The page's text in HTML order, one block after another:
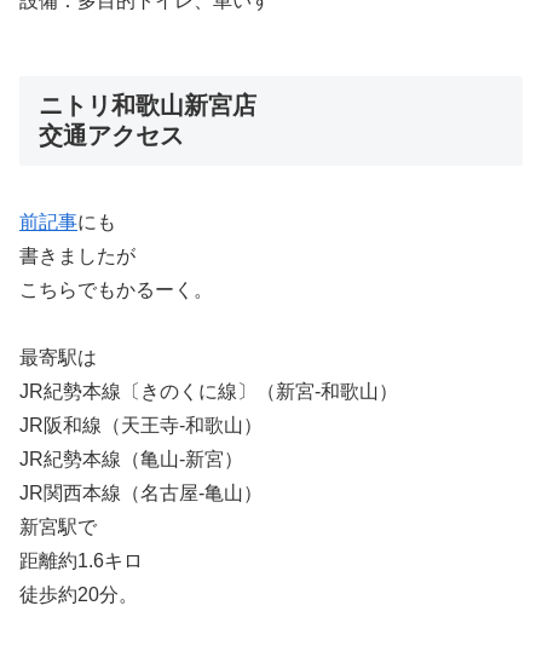
ニトリ和歌山新宮店
交通アクセス
前記事にも
書きましたが
こちらでもかるーく。
最寄駅は
JR紀勢本線〔きのくに線〕（新宮-和歌山）
JR阪和線（天王寺-和歌山）
JR紀勢本線（亀山-新宮）
JR関西本線（名古屋-亀山）
新宮駅で
距離約1.6キロ
徒歩約20分。